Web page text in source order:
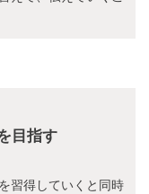
目指す
習得していくと同時